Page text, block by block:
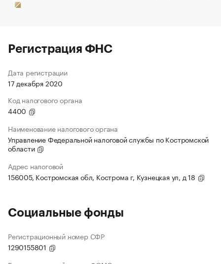
Регистрация ФНС
Дата регистрации
17 декабря 2020
Код налогового органа
4400
Наименование налогового органа
Управление Федеральной налоговой службы по Костромской
области
Адрес налоговой
156005, Костромская обл, Кострома г, Кузнецкая ул, д 18
Социальные фонды
Регистрационный номер СФР
1290155801